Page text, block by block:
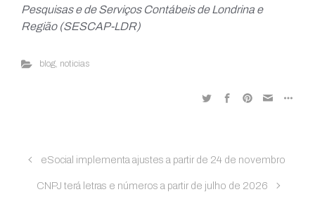
Pesquisas e de Serviços Contábeis de Londrina e
Região (SESCAP-LDR)
blog, noticias
eSocial implementa ajustes a partir de 24 de novembro
CNPJ terá letras e números a partir de julho de 2026